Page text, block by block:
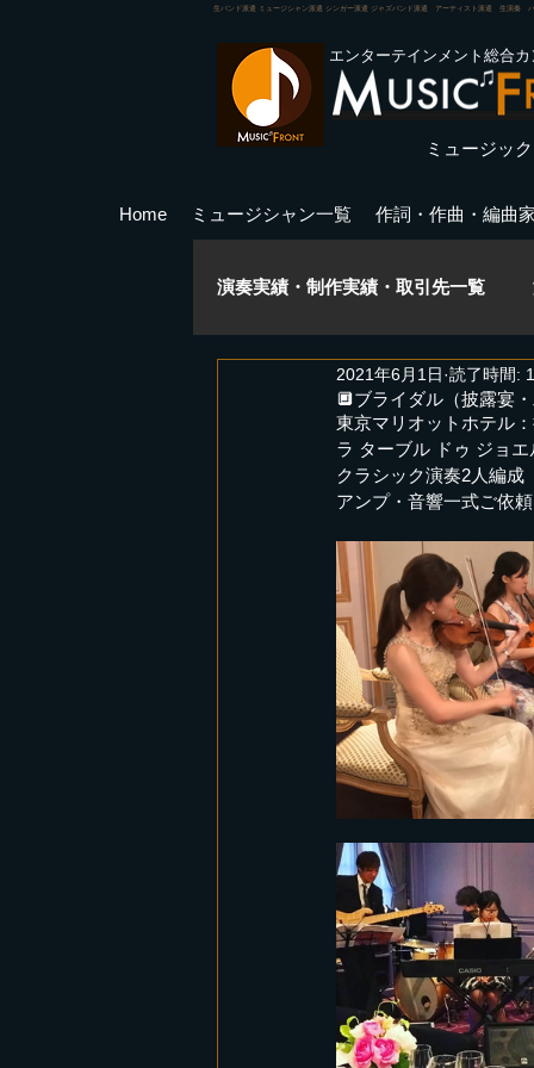
生バンド派遣 ミュージシャン派遣 シンガー派遣 ジャズバンド派遣 アーティスト派遣 生演
エンターテインメント総合
ミュージッ
Home ミュージシャン一覧 作詞・作曲・編曲
演奏実績・制作実績・取引先一覧
ミュージカル 講師実績
PA音響実績 キャスティング
レコーディング
🔲ブライダル（披露宴
2021年6月1日 読了時間:
東京マリオットホテル
ラ ターブル ドゥ ジョ
クラシック演奏2人編成
アンプ・音響一式ご依